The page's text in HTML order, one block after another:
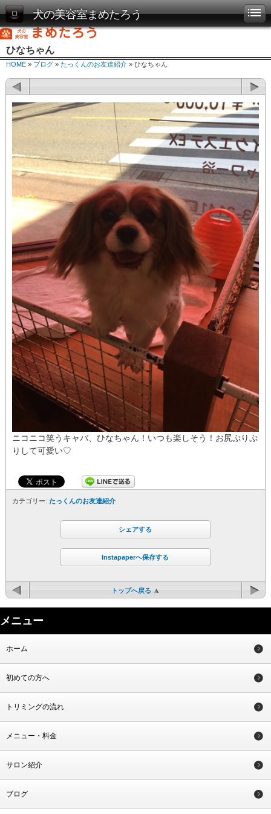
犬の美容室まめたろう
ひなちゃん
HOME » ブログ » たっくんのお友達紹介 » ひなちゃん
ニコニコ笑うキャバ、ひなちゃん！いつも楽しそう！お尻ぷりぷ
りして可愛い♡
カテゴリー: たっくんのお友達紹介
シェアする
Instapaperへ保存する
トップへ戻る
メニュー
ホーム
初めての方へ
トリミングの流れ
メニュー・料金
サロン紹介
ブログ